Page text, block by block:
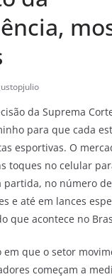
da Suprema
para que cada
esportivas. O
toques no celular
partida, no número
e até em lances
que acontece no
em que o setor
começam a